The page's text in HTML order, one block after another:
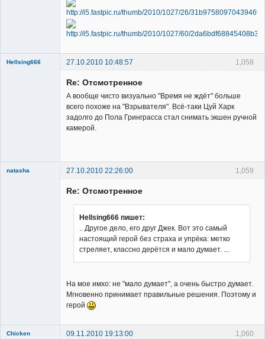
1,058
Hellsing666 27.10.2010 10:48:57
Re: Отсмотренное
А вообще чисто визуально "Время не ждёт" больше
всего похоже на "Взрывателя". Всё-таки Цуй Харк
задолго до Пола Гринграсса стал снимать экшен ручной
камерой.
1,059
natasha 27.10.2010 22:26:00
Re: Отсмотренное
Hellsing666 пишет:
.. Другое дело, его друг Джек. Вот это самый
настоящий герой без страха и упрёка: метко
стреляет, классно дерётся и мало думает. ...
На мое имхо: не "мало думает", а очень быстро думает.
Мгновенно принимает правильные решения. Поэтому и
герой
1,060
Chicken
09.11.2010 19:13:00